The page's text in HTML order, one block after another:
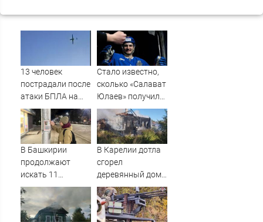
13 человек
пострадали после
атаки БПЛА на
российский город
Стало известно,
сколько «Салават
Юлаев» получил
от СКА в сделке
по Бландиси
В Башкирии
продолжают
искать 11
пропавших без
вести
В Карелии дотла
сгорел
деревянный дом
(ФОТО)